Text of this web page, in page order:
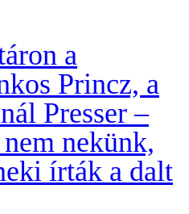
a
Princz, a
Presser –
nekünk,
írták a dalt